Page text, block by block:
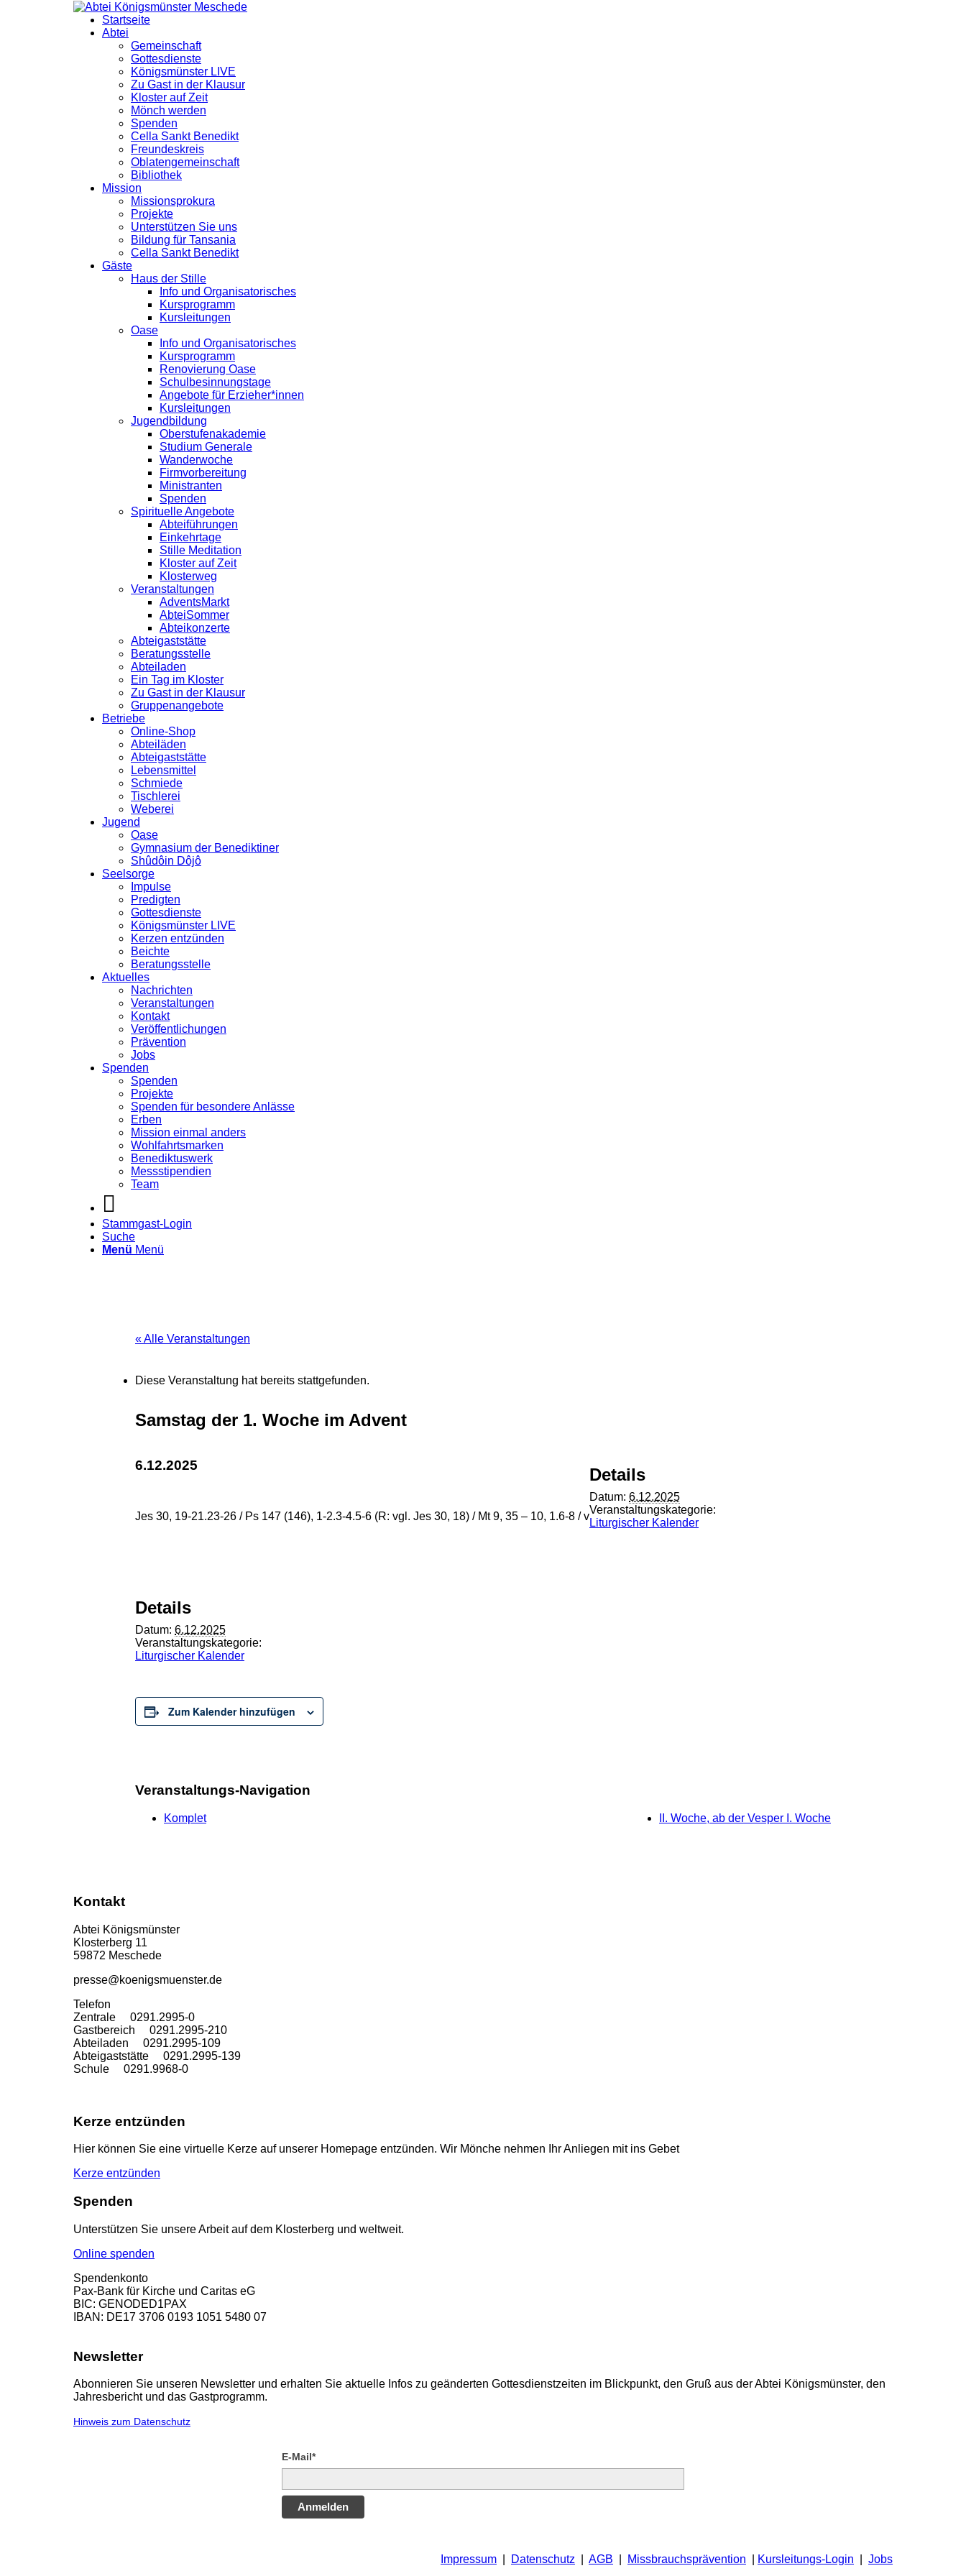
Startseite
Abtei
Gemeinschaft
Gottesdienste
Königsmünster LIVE
Zu Gast in der Klausur
Kloster auf Zeit
Mönch werden
Spenden
Cella Sankt Benedikt
Freundeskreis
Oblatengemeinschaft
Bibliothek
Mission
Missionsprokura
Projekte
Unterstützen Sie uns
Bildung für Tansania
Cella Sankt Benedikt
Gäste
Haus der Stille
Info und Organisatorisches
Kursprogramm
Kursleitungen
Oase
Info und Organisatorisches
Kursprogramm
Renovierung Oase
Schulbesinnungstage
Angebote für Erzieher*innen
Kursleitungen
Jugendbildung
Oberstufenakademie
Studium Generale
Wanderwoche
Firmvorbereitung
Ministranten
Spenden
Spirituelle Angebote
Abteiführungen
Einkehrtage
Stille Meditation
Kloster auf Zeit
Klosterweg
Veranstaltungen
AdventsMarkt
AbteiSommer
Abteikonzerte
Abteigaststätte
Beratungsstelle
Abteiladen
Ein Tag im Kloster
Zu Gast in der Klausur
Gruppenangebote
Betriebe
Online-Shop
Abteiläden
Abteigaststätte
Lebensmittel
Schmiede
Tischlerei
Weberei
Jugend
Oase
Gymnasium der Benediktiner
Shûdôin Dôjô
Seelsorge
Impulse
Predigten
Gottesdienste
Königsmünster LIVE
Kerzen entzünden
Beichte
Beratungsstelle
Aktuelles
Nachrichten
Veranstaltungen
Kontakt
Veröffentlichungen
Prävention
Jobs
Spenden
Spenden
Projekte
Spenden für besondere Anlässe
Erben
Mission einmal anders
Wohlfahrtsmarken
Benediktuswerk
Messstipendien
Team
Stammgast-Login
Suche
Menü Menü
« Alle Veranstaltungen
Diese Veranstaltung hat bereits stattgefunden.
Samstag der 1. Woche im Advent
6.12.2025
Jes 30, 19-21.23-26 / Ps 147 (146), 1-2.3-4.5-6 (R: vgl. Jes 30, 18) / Mt 9, 35 – 10, 1.6-8 / v
Details
Datum: 6.12.2025
Veranstaltungskategorie:
Liturgischer Kalender
Zum Kalender hinzufügen
Details
Datum: 6.12.2025
Veranstaltungskategorie:
Liturgischer Kalender
Veranstaltungs-Navigation
Komplet II. Woche, ab der Vesper I. Woche
Kontakt
Abtei Königsmünster
Klosterberg 11
59872 Meschede
presse@koenigsmuenster.de
Telefon
Zentrale 0291.2995-0
Gastbereich 0291.2995-210
Abteiladen 0291.2995-109
Abteigaststätte 0291.2995-139
Schule 0291.9968-0
Kerze entzünden
Hier können Sie eine virtuelle Kerze auf unserer Homepage entzünden. Wir Mönche nehmen Ihr Anliegen mit ins Gebet
Kerze entzünden
Spenden
Unterstützen Sie unsere Arbeit auf dem Klosterberg und weltweit.
Online spenden
Spendenkonto
Pax-Bank für Kirche und Caritas eG
BIC: GENODED1PAX
IBAN: DE17 3706 0193 1051 5480 07
Newsletter
Abonnieren Sie unseren Newsletter und erhalten Sie aktuelle Infos zu geänderten Gottesdienstzeiten im Blickpunkt, den Gruß aus der Abtei Königsmünster, den
Jahresbericht und das Gastprogramm.
Hinweis zum Datenschutz
E-Mail*
Anmelden
Impressum Datenschutz AGB Missbrauchsprävention Kursleitungs-Login Jobs